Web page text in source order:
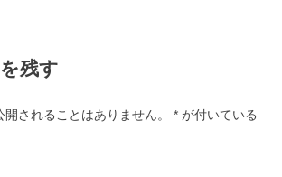
残す
されることはありません。 * が付いている